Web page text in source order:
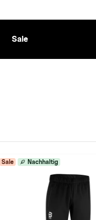
Sale
Sale Nachhaltig